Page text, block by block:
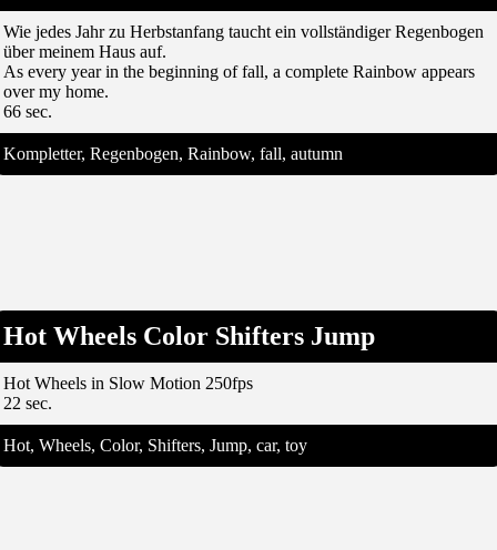
Wie jedes Jahr zu Herbstanfang taucht ein vollständiger Regenbogen
über meinem Haus auf.
As every year in the beginning of fall, a complete Rainbow appears
over my home.
66 sec.
Kompletter, Regenbogen, Rainbow, fall, autumn
Hot Wheels Color Shifters Jump
Hot Wheels in Slow Motion 250fps
22 sec.
Hot, Wheels, Color, Shifters, Jump, car, toy